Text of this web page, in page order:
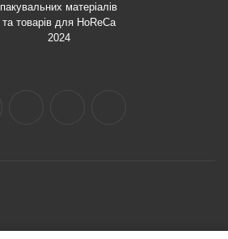
пакувальних матеріалів
та товарів для HoReCa
2024